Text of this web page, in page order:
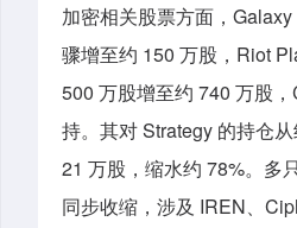
加密相关股票方面，
骤增至约 150 万股，Riot
500 万股增至约 740 万股
持。其对Strategy 的持仓
21 万股，缩水约 78%。多
同步收缩，涉及 IREN、